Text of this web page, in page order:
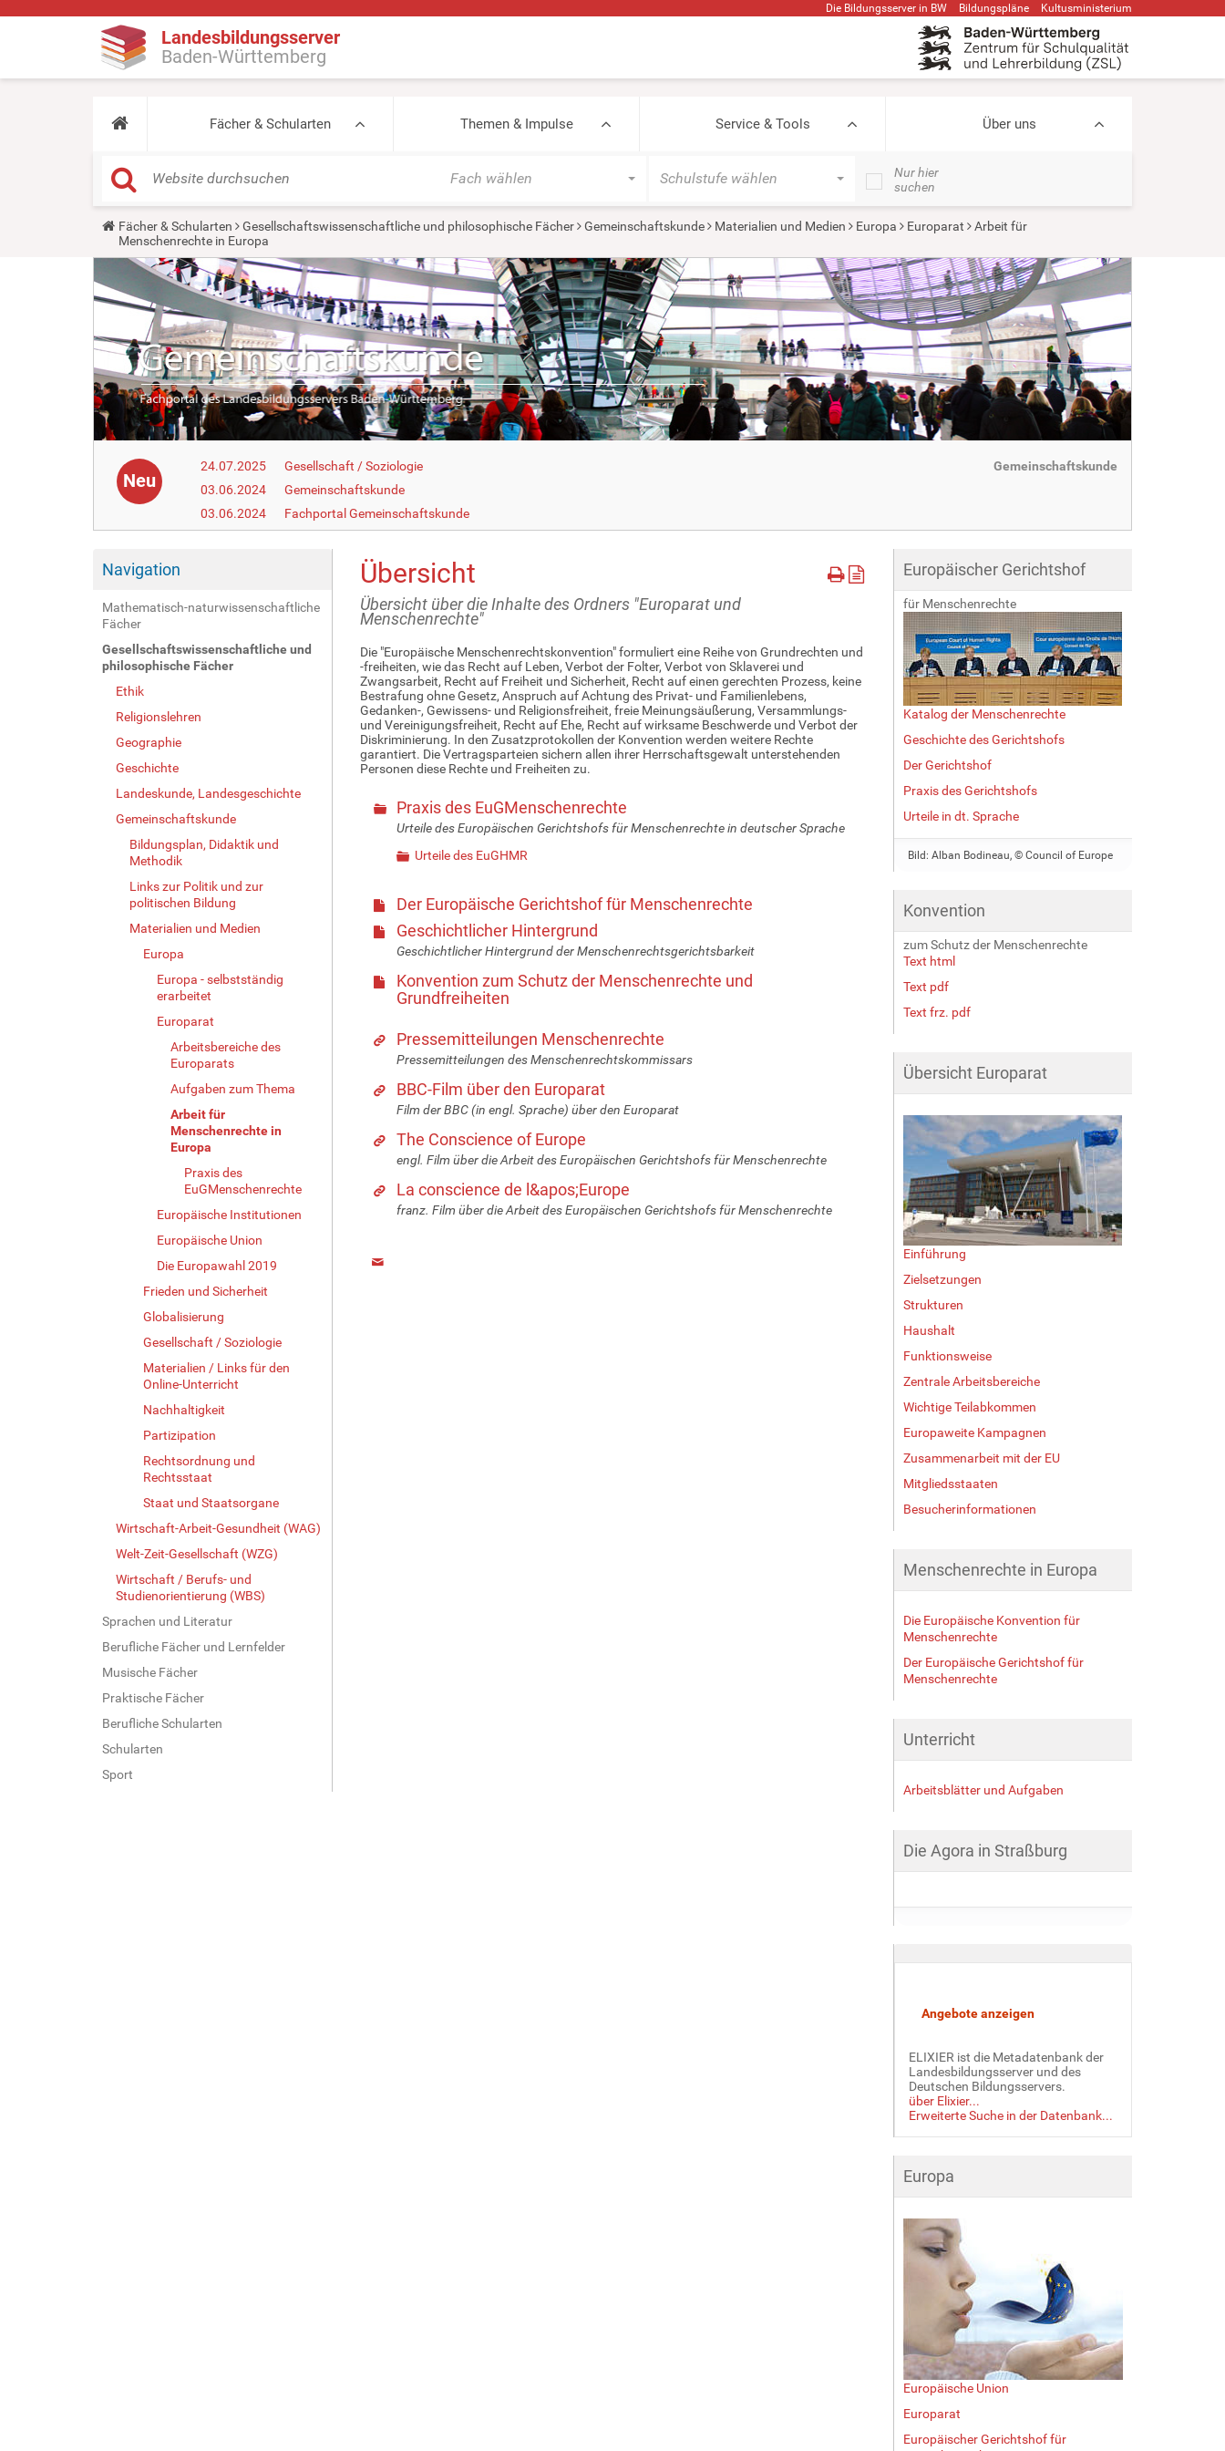
Die Bildungsserver in BW Bildungspläne Kultusministerium
Landesbildungsserver
Baden-Württemberg
Fächer & Schularten Themen & Impulse Service & Tools Über uns
Fach wählen Schulstufe wählen
Nur hier
suchen
Y
u
r
e
r
e
:
Fächer & Schularten Gesellschaftswissenschaftliche und philosophische Fächer Gemeinschaftskunde Materialien und Medien Europa Europarat
Arbeit für
Menschenrechte in Europa
Neu
24.07.2025
Gesellschaft / Soziologie
03.06.2024
Gemeinschaftskunde
03.06.2024
Fachportal Gemeinschaftskunde
Gemeinschaftskunde
Navigation
Mathematisch-naturwissenschaftliche
Fächer
Gesellschaftswissenschaftliche und
philosophische Fächer
Ethik
Religionslehren
Geographie
Geschichte
Landeskunde, Landesgeschichte
Gemeinschaftskunde
Bildungsplan, Didaktik und
Methodik
Links zur Politik und zur
politischen Bildung
Materialien und Medien
Europa
Europa - selbstständig
erarbeitet
Europarat
Arbeitsbereiche des
Europarats
Aufgaben zum Thema
Arbeit für
Menschenrechte in
Europa
Praxis des
EuGMenschenrechte
Europäische Institutionen
Europäische Union
Die Europawahl 2019
Frieden und Sicherheit
Globalisierung
Gesellschaft / Soziologie
Materialien / Links für den
Online-Unterricht
Nachhaltigkeit
Partizipation
Rechtsordnung und
Rechtsstaat
Staat und Staatsorgane
Wirtschaft-Arbeit-Gesundheit (WAG)
Welt-Zeit-Gesellschaft (WZG)
Wirtschaft / Berufs- und
Studienorientierung (WBS)
Sprachen und Literatur
Berufliche Fächer und Lernfelder
Musische Fächer
Praktische Fächer
Berufliche Schularten
Schularten
Sport
Übersicht
Übersicht über die Inhalte des Ordners "Europarat und
Menschenrechte"
Die "Europäische Menschenrechtskonvention" formuliert eine Reihe von Grundrechten und
-freiheiten, wie das Recht auf Leben, Verbot der Folter, Verbot von Sklaverei und
Zwangsarbeit, Recht auf Freiheit und Sicherheit, Recht auf einen gerechten Prozess, keine
Bestrafung ohne Gesetz, Anspruch auf Achtung des Privat- und Familienlebens,
Gedanken-, Gewissens- und Religionsfreiheit, freie Meinungsäußerung, Versammlungs-
und Vereinigungsfreiheit, Recht auf Ehe, Recht auf wirksame Beschwerde und Verbot der
Diskriminierung. In den Zusatzprotokollen der Konvention werden weitere Rechte
garantiert. Die Vertragsparteien sichern allen ihrer Herrschaftsgewalt unterstehenden
Personen diese Rechte und Freiheiten zu.
Praxis des EuGMenschenrechte
Urteile des Europäischen Gerichtshofs für Menschenrechte in deutscher Sprache
Urteile des EuGHMR
Der Europäische Gerichtshof für Menschenrechte
Geschichtlicher Hintergrund
Geschichtlicher Hintergrund der Menschenrechtsgerichtsbarkeit
Konvention zum Schutz der Menschenrechte und
Grundfreiheiten
Pressemitteilungen Menschenrechte
Pressemitteilungen des Menschenrechtskommissars
BBC-Film über den Europarat
Film der BBC (in engl. Sprache) über den Europarat
The Conscience of Europe
engl. Film über die Arbeit des Europäischen Gerichtshofs für Menschenrechte
La conscience de l&apos;Europe
franz. Film über die Arbeit des Europäischen Gerichtshofs für Menschenrechte
Europäischer Gerichtshof
für Menschenrechte
Katalog der Menschenrechte
Geschichte des Gerichtshofs
Der Gerichtshof
Praxis des Gerichtshofs
Urteile in dt. Sprache
Bild: Alban Bodineau, © Council of Europe
Konvention
zum Schutz der Menschenrechte
Text html
Text pdf
Text frz. pdf
Übersicht Europarat
Einführung
Zielsetzungen
Strukturen
Haushalt
Funktionsweise
Zentrale Arbeitsbereiche
Wichtige Teilabkommen
Europaweite Kampagnen
Zusammenarbeit mit der EU
Mitgliedsstaaten
Besucherinformationen
Menschenrechte in Europa
Die Europäische Konvention für
Menschenrechte
Der Europäische Gerichtshof für
Menschenrechte
Unterricht
Arbeitsblätter und Aufgaben
Die Agora in Straßburg
ELIXIER ist die Metadatenbank der
Landesbildungsserver und des
Deutschen Bildungsservers.
über Elixier...
Erweiterte Suche in der Datenbank...
Europa
Europäische Union
Europarat
Europäischer Gerichtshof für